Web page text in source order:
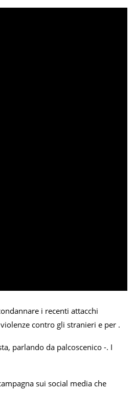
i recenti attacchi
contro gli stranieri e per .
parlando da palcoscenico -. I
sui social media che